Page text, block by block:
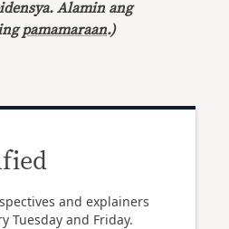
Alamin ang
pamamaraan.)
and explainers
Tuesday and Friday.